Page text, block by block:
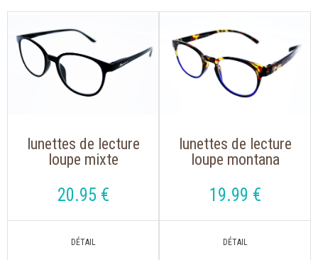
lunettes de lecture
loupe mixte
avec clip solaire
aimanté polarisé
20.95 €
lunettes de lecture
loupe montana
autour du cou
19.99 €